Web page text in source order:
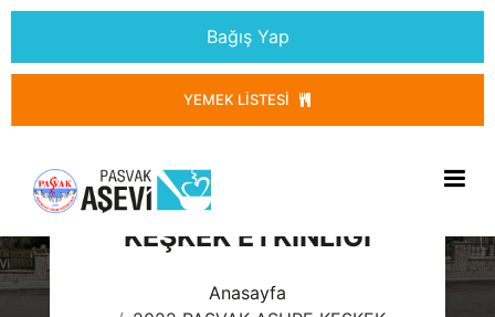
Bağış Yap
YEMEK LISTESI
2022 PASVAK AŞURE
KEŞKEK ETKİNLİĞİ
Anasayfa